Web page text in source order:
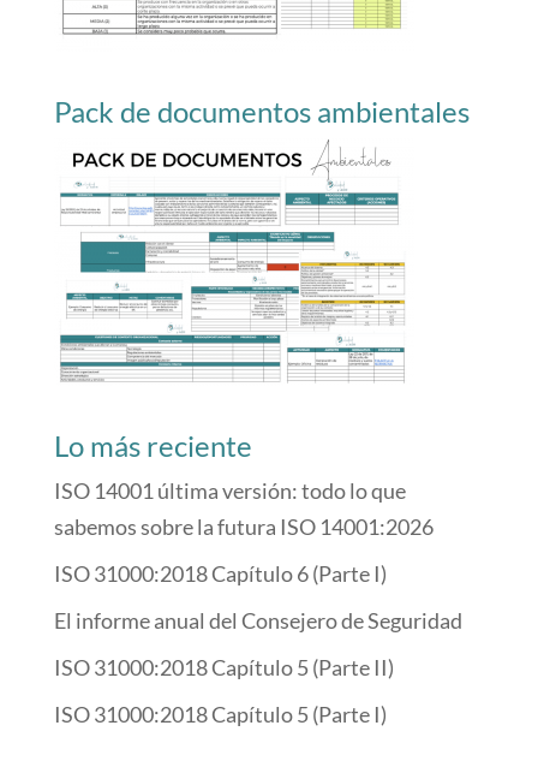
Pack de documentos ambientales
Lo más reciente
ISO 14001 última versión: todo lo que
sabemos sobre la futura ISO 14001:2026
ISO 31000:2018 Capítulo 6 (Parte I)
El informe anual del Consejero de Seguridad
ISO 31000:2018 Capítulo 5 (Parte II)
ISO 31000:2018 Capítulo 5 (Parte I)